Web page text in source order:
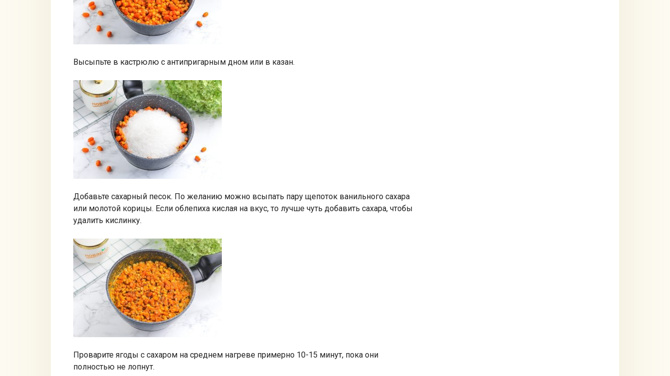
Высыпьте в кастрюлю с антипригарным дном или в казан.
Добавьте сахарный песок. По желанию можно всыпать пару щепоток ванильного сахара
или молотой корицы. Если облепиха кислая на вкус, то лучше чуть добавить сахара, чтобы
удалить кислинку.
Проварите ягоды с сахаром на среднем нагреве примерно 10-15 минут, пока они
полностью не лопнут.